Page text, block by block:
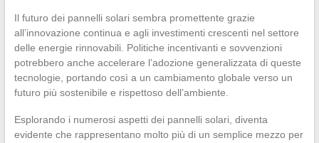
Il futuro dei pannelli solari sembra promettente grazie
all’innovazione continua e agli investimenti crescenti nel settore
delle energie rinnovabili. Politiche incentivanti e sovvenzioni
potrebbero anche accelerare l’adozione generalizzata di queste
tecnologie, portando così a un cambiamento globale verso un
futuro più sostenibile e rispettoso dell’ambiente.
Esplorando i numerosi aspetti dei pannelli solari, diventa
evidente che rappresentano molto più di un semplice mezzo per